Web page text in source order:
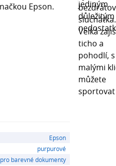
Epson.
Epson
purpurové
pro barevné dokumenty